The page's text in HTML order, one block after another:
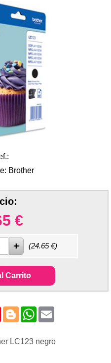
Brother
€
(24.65€)
Carrito
Pinterest
BloggerWhatsApp
LC123 negro